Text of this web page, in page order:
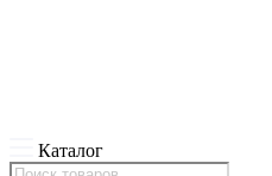
Каталог
Поиск